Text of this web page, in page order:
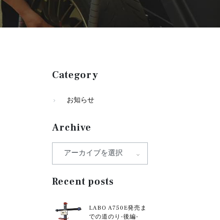
Category
お知らせ
Archive
Recent posts
LABO A750E発売ま
での道のり-後編-